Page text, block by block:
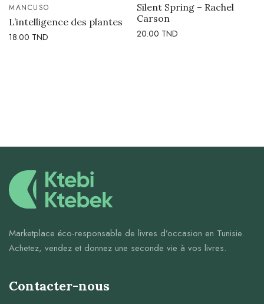
MANCUSO
L’intelligence des plantes
18.00 TND
Silent Spring – Rachel
Carson
20.00 TND
Marketplace éco-responsable de livres d’occasion en Tunisie.
Achetez, vendez et donnez une seconde vie à vos livres.
Contacter-nous